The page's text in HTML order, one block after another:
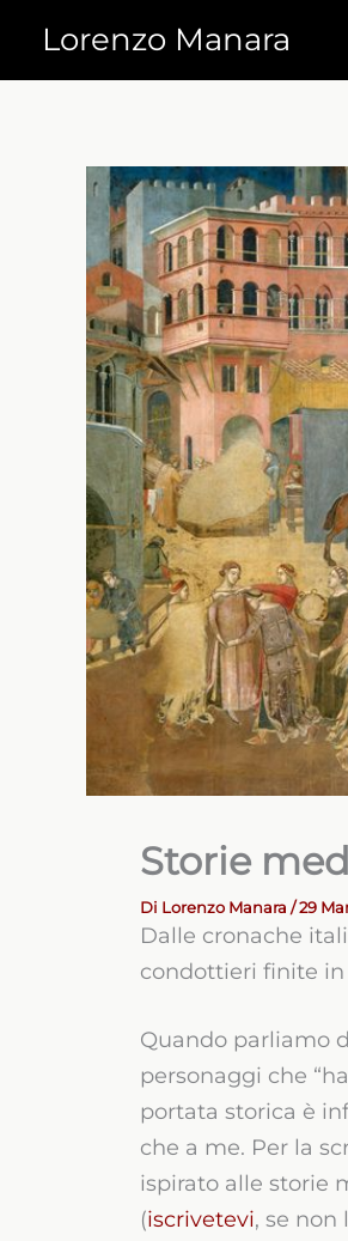
contenuto
Lorenzo Manara
Storie
Di Lorenzo Manara / 29
Dalle cronache
condottieri finite in
Quando parliamo
personaggi che
portata storica è
che a me. Per la
ispirato alle storie
(iscrivetevi, se non